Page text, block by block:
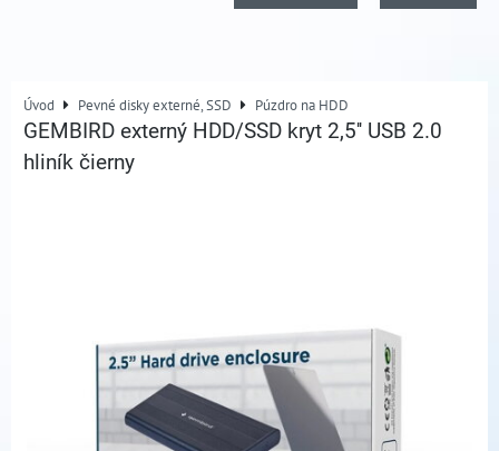
Úvod Pevné disky externé, SSD Púzdro na HDD
GEMBIRD externý HDD/SSD kryt 2,5'' USB 2.0
hliník čierny